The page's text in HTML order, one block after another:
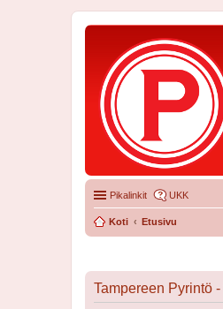
Pikalinkit UKK
Koti Etusivu
Tampereen Pyrintö